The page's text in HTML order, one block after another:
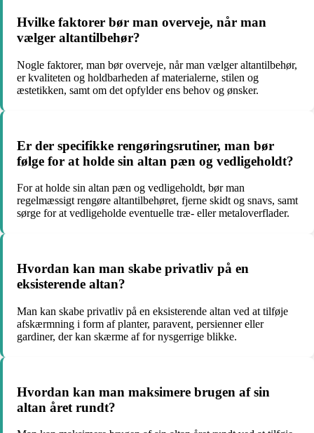
Hvilke faktorer bør man overveje, når man
vælger altantilbehør?
Nogle faktorer, man bør overveje, når man vælger altantilbehør,
er kvaliteten og holdbarheden af materialerne, stilen og
æstetikken, samt om det opfylder ens behov og ønsker.
Er der specifikke rengøringsrutiner, man bør
følge for at holde sin altan pæn og vedligeholdt?
For at holde sin altan pæn og vedligeholdt, bør man
regelmæssigt rengøre altantilbehøret, fjerne skidt og snavs, samt
sørge for at vedligeholde eventuelle træ- eller metaloverflader.
Hvordan kan man skabe privatliv på en
eksisterende altan?
Man kan skabe privatliv på en eksisterende altan ved at tilføje
afskærmning i form af planter, paravent, persienner eller
gardiner, der kan skærme af for nysgerrige blikke.
Hvordan kan man maksimere brugen af sin
altan året rundt?